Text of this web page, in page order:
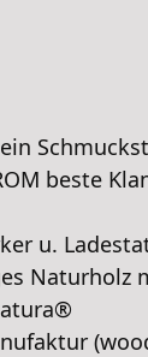
beste
u.
Naturholz